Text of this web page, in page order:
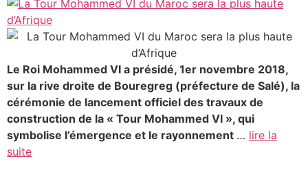
Le Roi Mohammed VI a présidé, 1er novembre 2018,
sur la rive droite de Bouregreg (préfecture de Salé), la
cérémonie de lancement officiel des travaux de
construction de la « Tour Mohammed VI », qui
symbolise l’émergence et le rayonnement … lire la
suite